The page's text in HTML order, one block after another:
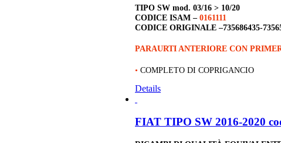
TIPO SW mod. 03/16 > 10/20
CODICE ISAM – 0161111
CODICE ORIGINALE –735686435-
PARAURTI ANTERIORE CON
• COMPLETO DI COPRIGANCIO
Details
FIAT TIPO SW 2016-2020